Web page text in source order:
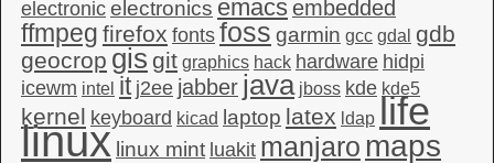
electronic electronics emacsembedded
ffmpeg firefox fonts foss garmin gcc gdal gdb
geocrop gis git graphics hack hardware hidpi
icewm intel it j2ee jabber java jboss kde kde5
kernel keyboard kicad laptop latex ldap life
linux linux mint luakit manjaro maps